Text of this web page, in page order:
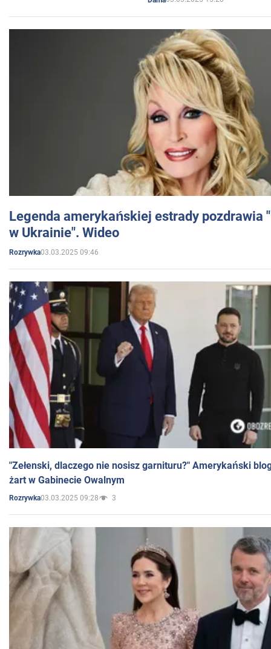
Legenda amerykańskiej estrady pozdrawia
w Ukrainie". Wideo
Rozrywka03.03.2025 09:46
"Zełenski, dlaczego nie nosisz garnituru?" Amerykański
żart w Gabinecie Owalnym
Rozrywka03.03.2025 09:28 3